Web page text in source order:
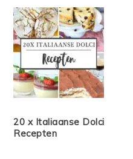
20 x Italiaanse Dolci
Recepten